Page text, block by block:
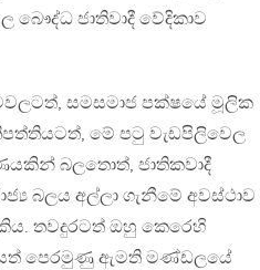
බෞද්ධ ජාතිවාදී වේදිකාව
සමසමාජ පක්ෂයේ මූලික
මේ පටු වැඩපිලිවෙල
බලතොත්, ජාතිකවාදී
බලය අල්ලා ගැනීමේ අවස්ථාව
තවදුරටත් ඔහු කෙරෙහි
පෙරමුණු ඇමති මණ්ඩලයේ